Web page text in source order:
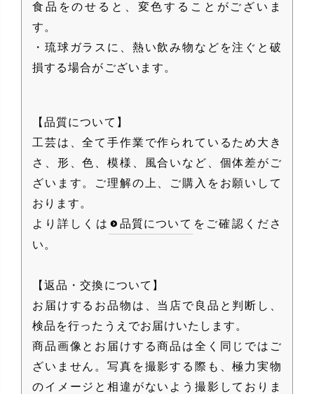
食品をのせると、変色することがございま
す。
・琉球ガラスに、熱い飲み物などを注ぐと破
損する場合がございます。
【品質について】
工芸は、全て手作業で作られているため大き
さ、形、色、模様、風合いなど、個体差がご
ざいます。ご理解の上、ご購入をお願いして
おります。
より詳しくは
品質について をご確認くださ
い。
【返品・交換について】
お届けするお品物は、当店で良品と判断し、
検品を行ったうえでお届けいたします。
商品画像とお届けする商品は全く同じではご
ざいません。写真を撮影する際も、極力実物
のイメージと相違がないよう撮影しておりま